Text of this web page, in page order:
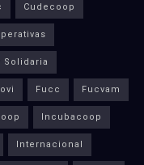
Cudecoop
Solidaria
Fucc Fucvam
Incubacoop
Internacional